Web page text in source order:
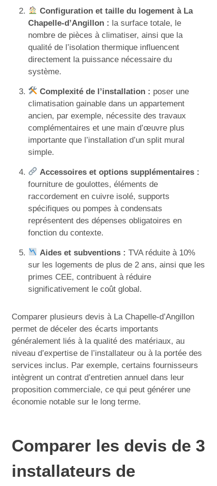
Configuration et taille du logement à La
Chapelle-d’Angillon : la surface totale, le
nombre de pièces à climatiser, ainsi que la
qualité de l’isolation thermique influencent
directement la puissance nécessaire du
système.
Complexité de l’installation : poser une
climatisation gainable dans un appartement
ancien, par exemple, nécessite des travaux
complémentaires et une main d’œuvre plus
importante que l’installation d’un split mural
simple.
Accessoires et options supplémentaires :
fourniture de goulottes, éléments de
raccordement en cuivre isolé, supports
spécifiques ou pompes à condensats
représentent des dépenses obligatoires en
fonction du contexte.
Aides et subventions : TVA réduite à 10%
sur les logements de plus de 2 ans, ainsi que les
primes CEE, contribuent à réduire
significativement le coût global.
Comparer plusieurs devis à La Chapelle-d’Angillon
permet de déceler des écarts importants
généralement liés à la qualité des matériaux, au
niveau d’expertise de l’installateur ou à la portée des
services inclus. Par exemple, certains fournisseurs
intègrent un contrat d’entretien annuel dans leur
proposition commerciale, ce qui peut générer une
économie notable sur le long terme.
Comparer les devis de 3
installateurs de